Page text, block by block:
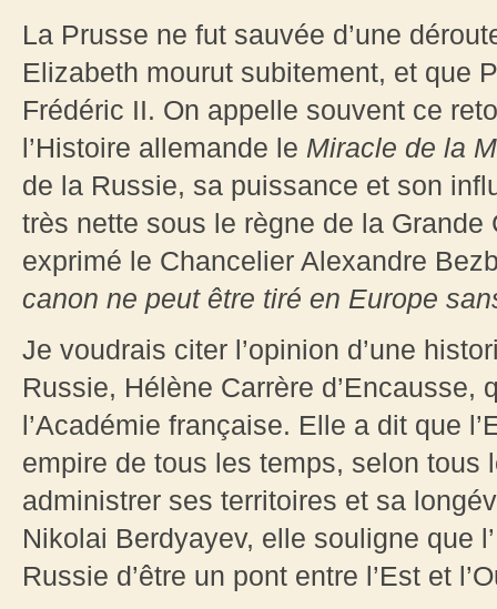
La Prusse ne fut sauvée d’une
Elizabeth mourut subitement, et que
Frédéric II. On appelle souvent ce
l’Histoire allemande le Miracle de la
de la Russie, sa puissance et son
très nette sous le règne de la Grande
exprimé le Chancelier Alexandre
canon ne peut être tiré en Europe
Je voudrais citer l’opinion d’une
Russie, Hélène Carrère d’Encausse,
l’Académie française. Elle a dit que
empire de tous les temps, selon
administrer ses territoires et sa
Nikolai Berdyayev, elle souligne que
Russie d’être un pont entre l’Est et